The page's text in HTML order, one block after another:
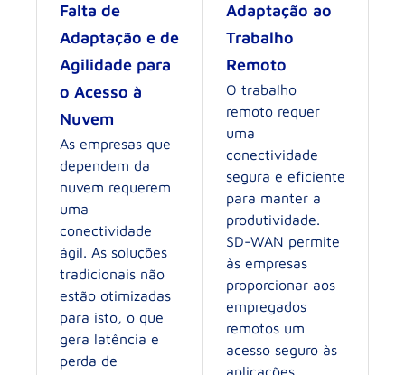
Falta de
Adaptação e de
Agilidade para
o Acesso à
Nuvem
As empresas que
dependem da
nuvem requerem
uma
conectividade
ágil. As soluções
tradicionais não
estão otimizadas
para isto, o que
gera latência e
perda de
Adaptação ao
Trabalho
Remoto
O trabalho
remoto requer
uma
conectividade
segura e eficiente
para manter a
produtividade.
SD-WAN permite
às empresas
proporcionar aos
empregados
remotos um
acesso seguro às
aplicações